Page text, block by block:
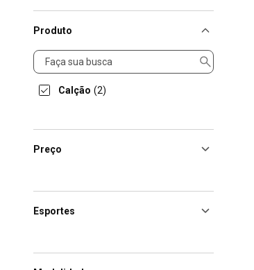
Produto
Produto
Calção (2)
Preço
Esportes